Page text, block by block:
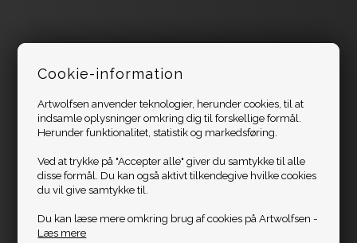
Cookie-information
Artwolfsen anvender teknologier, herunder cookies, til at
indsamle oplysninger omkring dig til forskellige formål.
Herunder funktionalitet, statistik og markedsføring.
Ved at trykke på "Accepter alle" giver du samtykke til alle
disse formål. Du kan også aktivt tilkendegive hvilke cookies
du vil give samtykke til.
Du kan læse mere omkring brug af cookies på Artwolfsen -
Læs mere